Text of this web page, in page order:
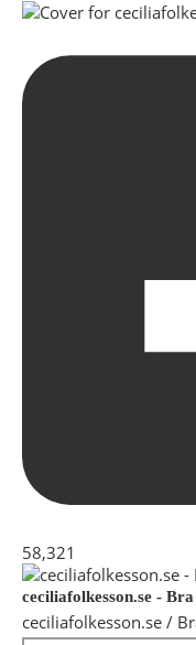
58,321
ceciliafolkesson.se -
ceciliafolkesson.se /